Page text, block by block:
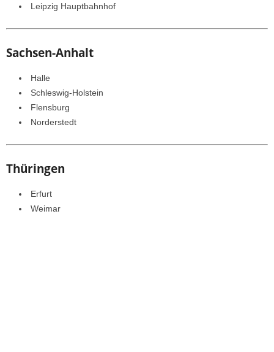
Leipzig Hauptbahnhof
Sachsen-Anhalt
Halle
Schleswig-Holstein
Flensburg
Norderstedt
Thüringen
Erfurt
Weimar